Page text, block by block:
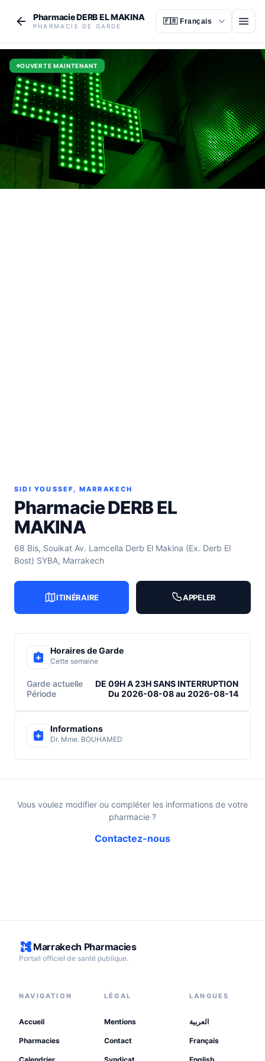
Pharmacie DERB EL MAKINA
PHARMACIE DE GARDE
OUVERTE MAINTENANT
SIDI YOUSSEF, MARRAKECH
Pharmacie DERB EL
MAKINA
68 Bis, Souikat Av. Lamcella Derb El Makina (Ex. Derb El
Bost) SYBA, Marrakech
ITINÉRAIRE APPELER
Horaires de Garde
Cette semaine
Garde actuelle
DE 09H A 23H SANS INTERRUPTION
Période
Du 2026-08-08 au 2026-08-14
Informations
Dr. Mme. BOUHAMED
Vous voulez modifier ou compléter les informations de votre
pharmacie ?
Contactez-nous
Marrakech Pharmacies
Portail officiel de santé publique.
NAVIGATION
Accueil
Pharmacies
LÉGAL
Mentions
Contact
LANGUES
العربية
Français